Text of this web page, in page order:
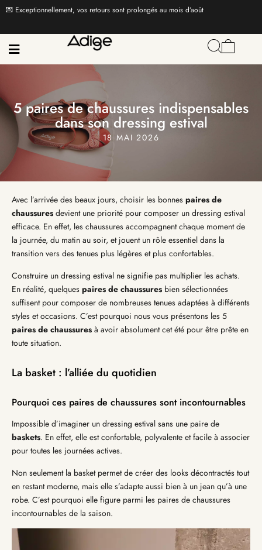
vos retours sont prolongés au mois d’août
5 paires de chaussures indispensables
dans son dressing estival
18 MAI 2026
Avec l’arrivée des beaux jours, choisir les bonnes paires de
chaussures devient une priorité pour composer un dressing estival
efficace. En effet, les chaussures accompagnent chaque moment de
la journée, du matin au soir, et jouent un rôle essentiel dans la
transition vers des tenues plus légères et plus confortables.
Construire un dressing estival ne signifie pas multiplier les achats.
En réalité, quelques paires de chaussures bien sélectionnées
suffisent pour composer de nombreuses tenues adaptées à différents
styles et occasions. C’est pourquoi nous vous présentons les 5
paires de chaussures à avoir absolument cet été pour être prête en
toute situation.
La basket : l’alliée du quotidien
Pourquoi ces paires de chaussures sont incontournables
Impossible d’imaginer un dressing estival sans une paire de
baskets. En effet, elle est confortable, polyvalente et facile à associer
pour toutes les journées actives.
Non seulement la basket permet de créer des looks décontractés tout
en restant moderne, mais elle s’adapte aussi bien à un jean qu’à une
robe. C’est pourquoi elle figure parmi les paires de chaussures
incontournables de la saison.